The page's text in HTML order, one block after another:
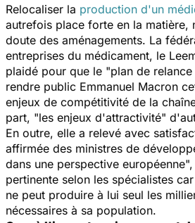
Relocaliser la production d'un
autrefois place forte en la matière,
doute des aménagements. La
entreprises du médicament, le
plaidé pour que le "plan de
rendre public Emmanuel Macron
enjeux de compétitivité de la
part, "les enjeux d'attractivité"
En outre, elle a relevé avec
affirmée des ministres de
dans une perspective européenne
pertinente selon les spécialistes
ne peut produire à lui seul les
nécessaires à sa population.